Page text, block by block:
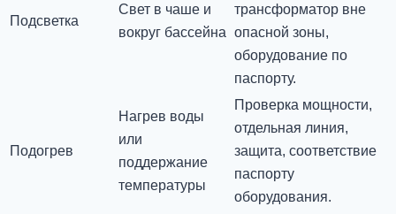
Подсветка
Свет в чаше и
вокруг бассейна
трансформатор вне
опасной зоны,
оборудование по
паспорту.
Подогрев
Нагрев воды
или
поддержание
температуры
Проверка мощности,
отдельная линия,
защита, соответствие
паспорту
оборудования.